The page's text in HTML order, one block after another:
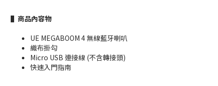
▌商品內容物
UE MEGABOOM 4 無線藍牙喇叭
織布掛勾
Micro USB 連接線 (不含轉接頭)
快速入門指南